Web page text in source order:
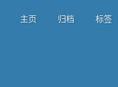
主页 归档 标签